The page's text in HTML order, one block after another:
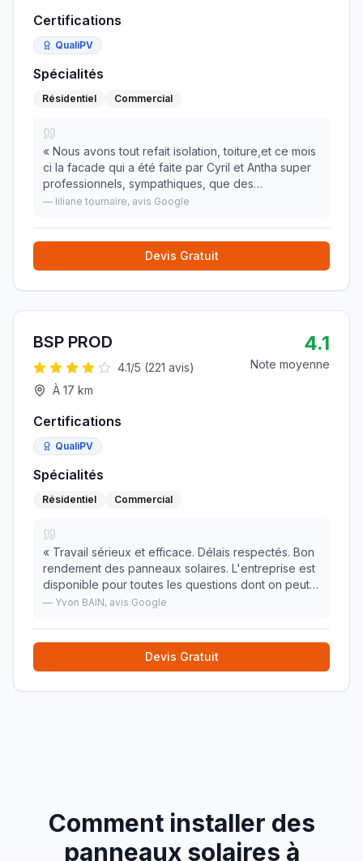
Certifications
QualiPV
Spécialités
Résidentiel Commercial
« Nous avons tout refait isolation, toiture,et ce mois
ci la facade qui a été faite par Cyril et Antha super
professionnels, sympathiques, que des
compliments à faire pour cette entreprise . Nous
— liliane tournaire, avis Google
Devis Gratuit
BSP PROD
4.1/5 (221 avis)
À 17 km
4.1
Note moyenne
Certifications
QualiPV
Spécialités
Résidentiel Commercial
« Travail sérieux et efficace. Délais respectés. Bon
rendement des panneaux solaires. L'entreprise est
disponible pour toutes les questions dont on peut
se poser. À recommander....
— Yvon BAIN, avis Google
Devis Gratuit
Comment installer des
panneaux solaires à